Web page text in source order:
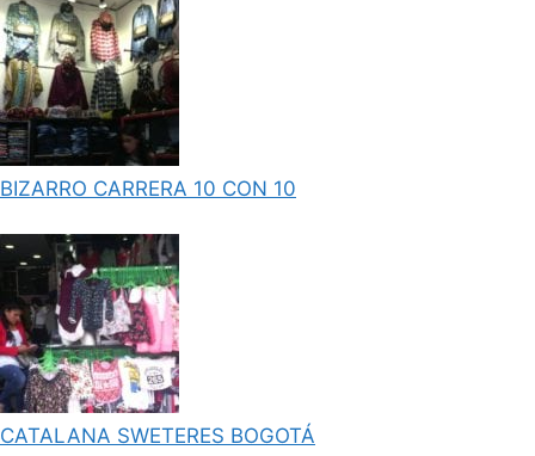
BIZARRO CARRERA 10 CON 10
CATALANA SWETERES BOGOTÁ